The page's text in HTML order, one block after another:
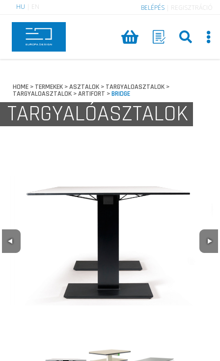
HU EN BELÉPÉS REGISZTRÁCIÓ
HOME > TERMEKEK >ASZTALOK > TARGYALOASZTALOK >
TARGYALOASZTALOK >ARTIFORT >BRIDGE
TARGYALÓASZTALOK